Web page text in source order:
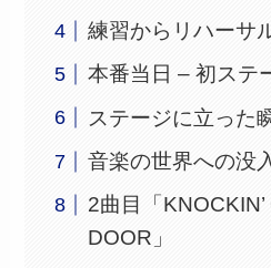
練習からリハーサ
本番当日 – 初ステ
ステージに立った
音楽の世界への没
2曲目「
DOOR」